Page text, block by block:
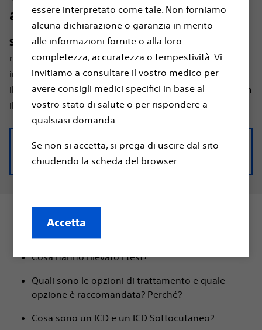
essere interpretato come tale. Non forniamo
alcuna dichiarazione o garanzia in merito
alle informazioni fornite o alla loro
completezza, accuratezza o tempestività. Vi
invitiamo a consultare il vostro medico per
avere consigli medici specifici in base al
vostro stato di salute o per rispondere a
qualsiasi domanda.
Se non si accetta, si prega di uscire dal sito
chiudendo la scheda del browser.
Accetta
assistenza
Stampi e condivida:È stato/a diagnosticato/a di
recente con un rischio elevato di arresto cardiaco
improvviso? Usate le funzioni di stampa del browser o
il pulsante e-mail per condividere queste domande con
il vostro medico.
download the “Checklist” created by a
Patient Organisation
Cos'è l'arresto cardiaco improvviso?
Cosa hanno rilevato i test?
Quali sono le opzioni di trattamento e quale
opzione è raccomandata? Perché?
Cosa sono un ICD e un ICD Sottocutaneo?